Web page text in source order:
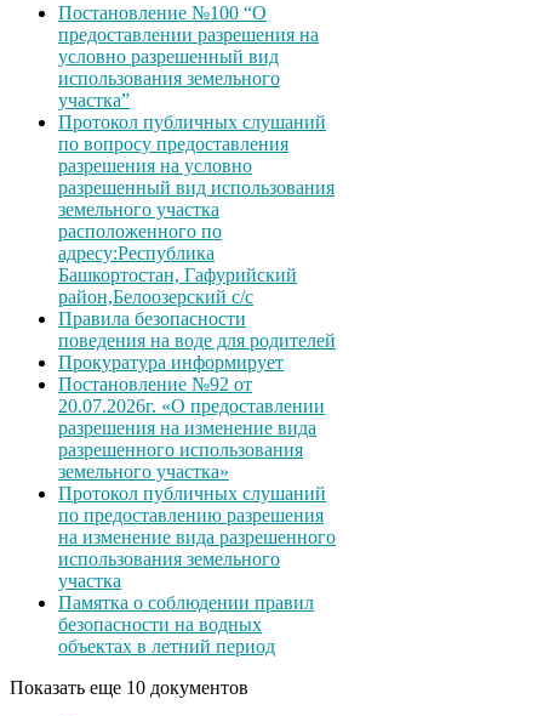
Постановление №100 “О
предоставлении разрешения на
условно разрешенный вид
использования земельного
участка”
Протокол публичных слушаний
по вопросу предоставления
разрешения на условно
разрешенный вид использования
земельного участка
расположенного по
адресу:Республика
Башкортостан, Гафурийский
район,Белоозерский с/с
Правила безопасности
поведения на воде для родителей
Прокуратура информирует
Постановление №92 от
20.07.2026г. «О предоставлении
разрешения на изменение вида
разрешенного использования
земельного участка»
Протокол публичных слушаний
по предоставлению разрешения
на изменение вида разрешенного
использования земельного
участка
Памятка о соблюдении правил
безопасности на водных
объектах в летний период
Показать еще 10 документов